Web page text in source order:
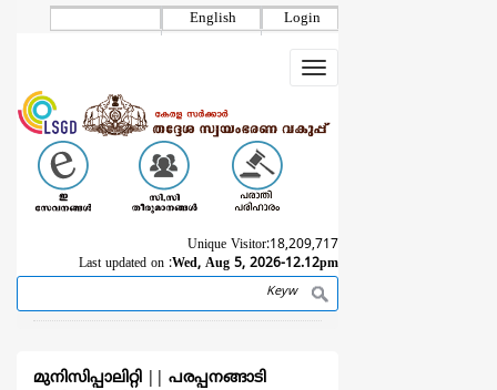
Login
English
Toggle
navigation
Unique Visitor:18,209,717
Last updated on :Wed, Aug 5, 2026-12.12pm
Search
മുനിസിപ്പാലിറ്റി
പരപ്പനങ്ങാടി